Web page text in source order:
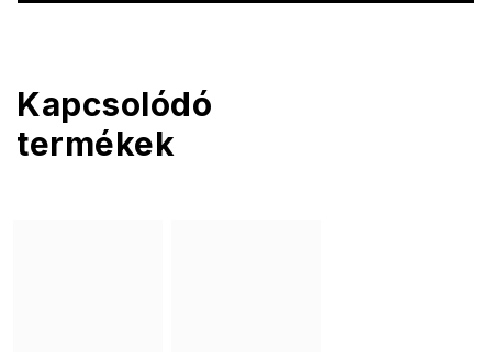
Kapcsolódó
termékek